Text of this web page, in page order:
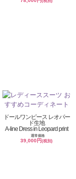
(税別)
ドールワンピース レオパー
ド生地
A-line Dress in Leopard print
通常価格
39,000円(税別)